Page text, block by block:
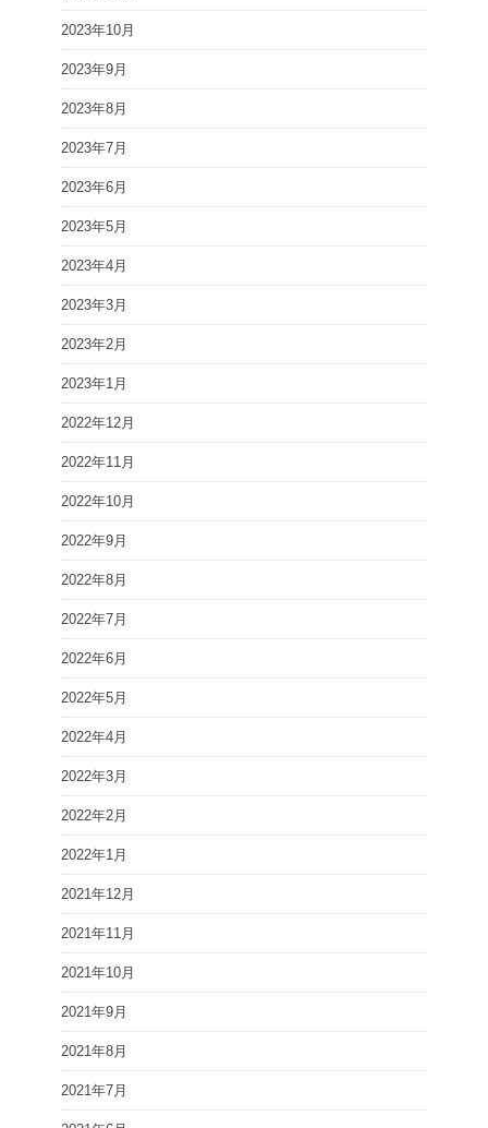
2023年10月
2023年9月
2023年8月
2023年7月
2023年6月
2023年5月
2023年4月
2023年3月
2023年2月
2023年1月
2022年12月
2022年11月
2022年10月
2022年9月
2022年8月
2022年7月
2022年6月
2022年5月
2022年4月
2022年3月
2022年2月
2022年1月
2021年12月
2021年11月
2021年10月
2021年9月
2021年8月
2021年7月